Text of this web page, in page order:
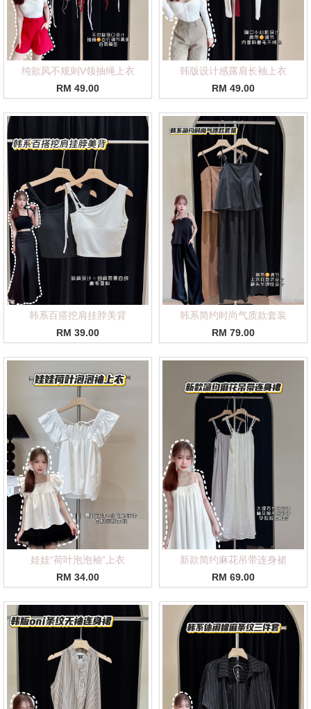
纯欲风不规则V领抽绳上衣
RM 49.00
韩版设计感露肩长袖上衣
RM 49.00
韩系百搭挖肩挂脖美背
RM 39.00
韩系简约时尚气质款套装
RM 79.00
娃娃“荷叶泡泡袖”上衣
RM 34.00
新款简约麻花吊带连身裙
RM 69.00